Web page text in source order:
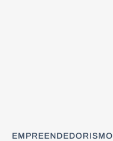
EMPREENDEDORISMO